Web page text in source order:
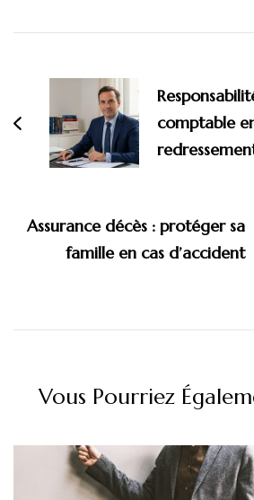
d'article
comptable
Assurance décès : protéger sa
famille en cas d’accident
Vous Pourriez